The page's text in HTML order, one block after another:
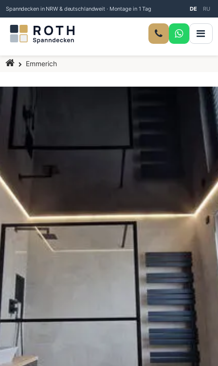
Spanndecken in NRW & deutschlandweit · Montage in 1 Tag DE RU
Startseite
Emmerich